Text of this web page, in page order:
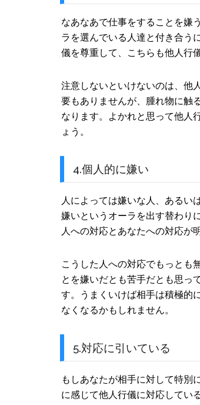
なあなあで仕事をすることを嫌
ラを選んでいる人達と付き合う
儀を尊重して、こちらも他人行
注意しないといけないのは、他
要もありませんが、腫れ物に触
なります。よかれと思って他人
ょう。
4.個人的に嫌い
人によっては嫌いな人、あるい
嫌いというオーラを出す替わり
人への対応とあなたへの対応が
こうした人への対応でもっとも
とを嫌いだとも苦手だとも思っ
す。うまくいけば相手は積極的
なくなるかもしれません。
5.対応に引いている
もしあなたが相手に対して特別
に感じて他人行儀に対応してい